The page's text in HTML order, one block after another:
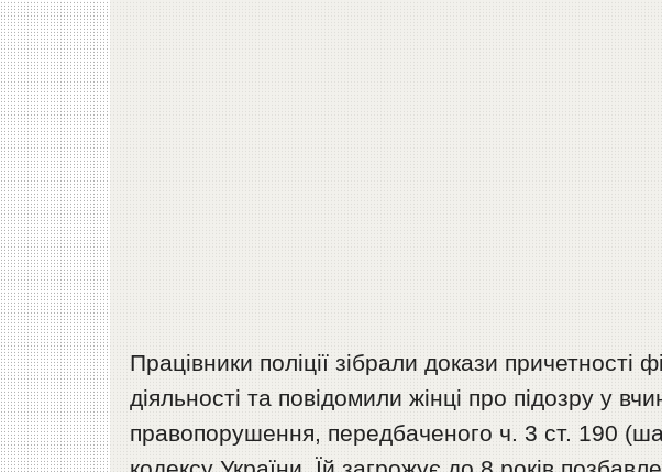
Працівники поліції зібрали докази причетності
діяльності та повідомили жінці про підозру у
правопорушення, передбаченого ч. 3 ст. 190